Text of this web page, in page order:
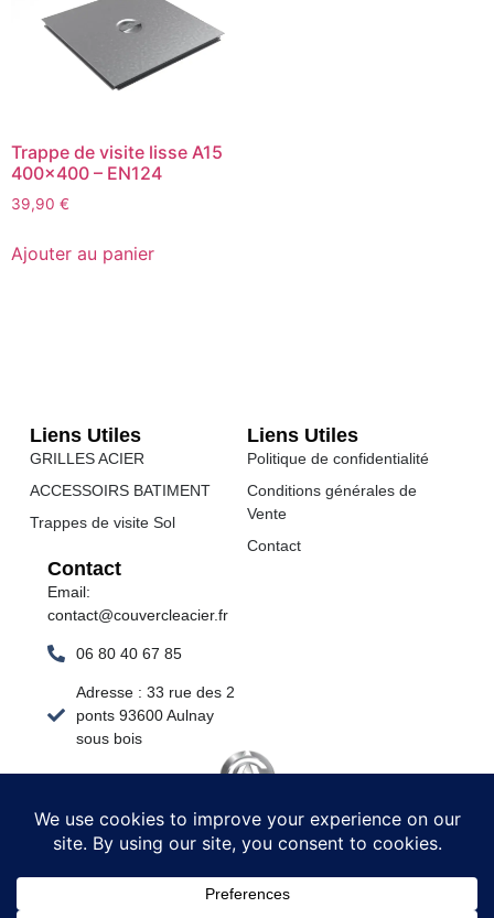
Trappe de visite lisse A15
400×400 – EN124
39,90 €
Ajouter au panier
Adresse : 33 rue des deux ponts 93600 Aulnay sous
Liens Utiles
GRILLES ACIER
ACCESSOIRS BATIMENT
Trappes de visite Sol
Liens Utiles
Politique de confidentialité
Conditions générales de
Vente
Contact
Contact
Email:
contact@couvercleacier.fr
06 80 40 67 85
Adresse : 33 rue des 2
ponts 93600 Aulnay
sous bois